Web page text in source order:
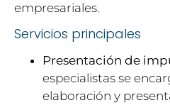
empresariales.
Servicios principales
Presentación de
especialistas se
elaboración y